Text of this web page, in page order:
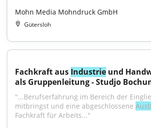
Mohn Media Mohndruck GmbH
Gütersloh
Fachkraft aus Industrie und
als Gruppenleitung - Studjo
"...Berufserfahrung im Bereich der
mitbringst und eine abgeschlossene
Fachkraft für Arbeits..."